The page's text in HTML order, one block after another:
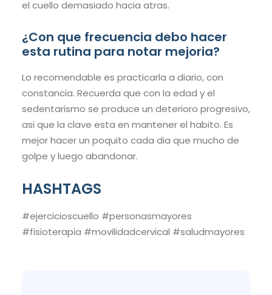
el cuello demasiado hacia atras.
¿Con que frecuencia debo hacer
esta rutina para notar mejoria?
Lo recomendable es practicarla a diario, con
constancia. Recuerda que con la edad y el
sedentarismo se produce un deterioro progresivo,
asi que la clave esta en mantener el habito. Es
mejor hacer un poquito cada dia que mucho de
golpe y luego abandonar.
HASHTAGS
#ejercicioscuello #personasmayores
#fisioterapia #movilidadcervical #saludmayores